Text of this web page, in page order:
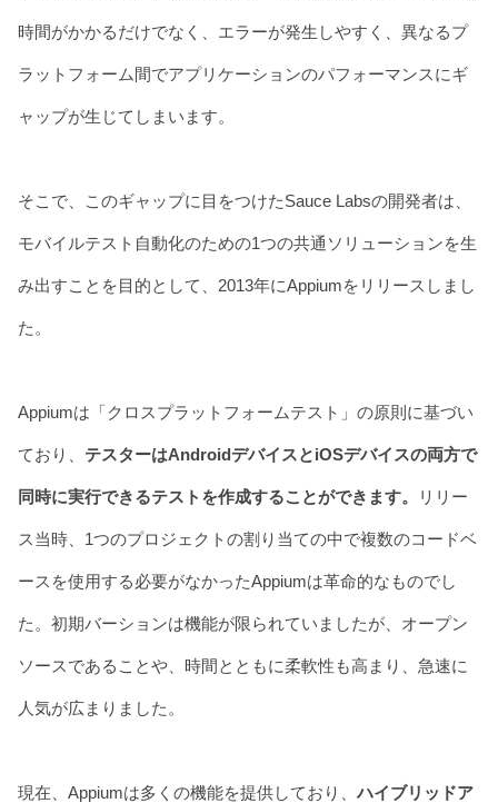
時間がかかるだけでなく、エラーが発生しやすく、異なるプ
ラットフォーム間でアプリケーションのパフォーマンスにギ
ャップが生じてしまいます。
そこで、このギャップに目をつけたSauce Labsの開発者は、
モバイルテスト自動化のための1つの共通ソリューションを生
み出すことを目的として、2013年にAppiumをリリースしまし
た。
Appiumは「クロスプラットフォームテスト」の原則に基づい
ており、 テスターはAndroidデバイスとiOSデバイスの両方で
同時に実行できるテストを作成することができます。 リリー
ス当時、1つのプロジェクトの割り当ての中で複数のコードベ
ースを使用する必要がなかったAppiumは革命的なものでし
た。初期バーションは機能が限られていましたが、オープン
ソースであることや、時間とともに柔軟性も高まり、急速に
人気が広まりました。
現在、Appiumは多くの機能を提供しており、ハイブリッドア